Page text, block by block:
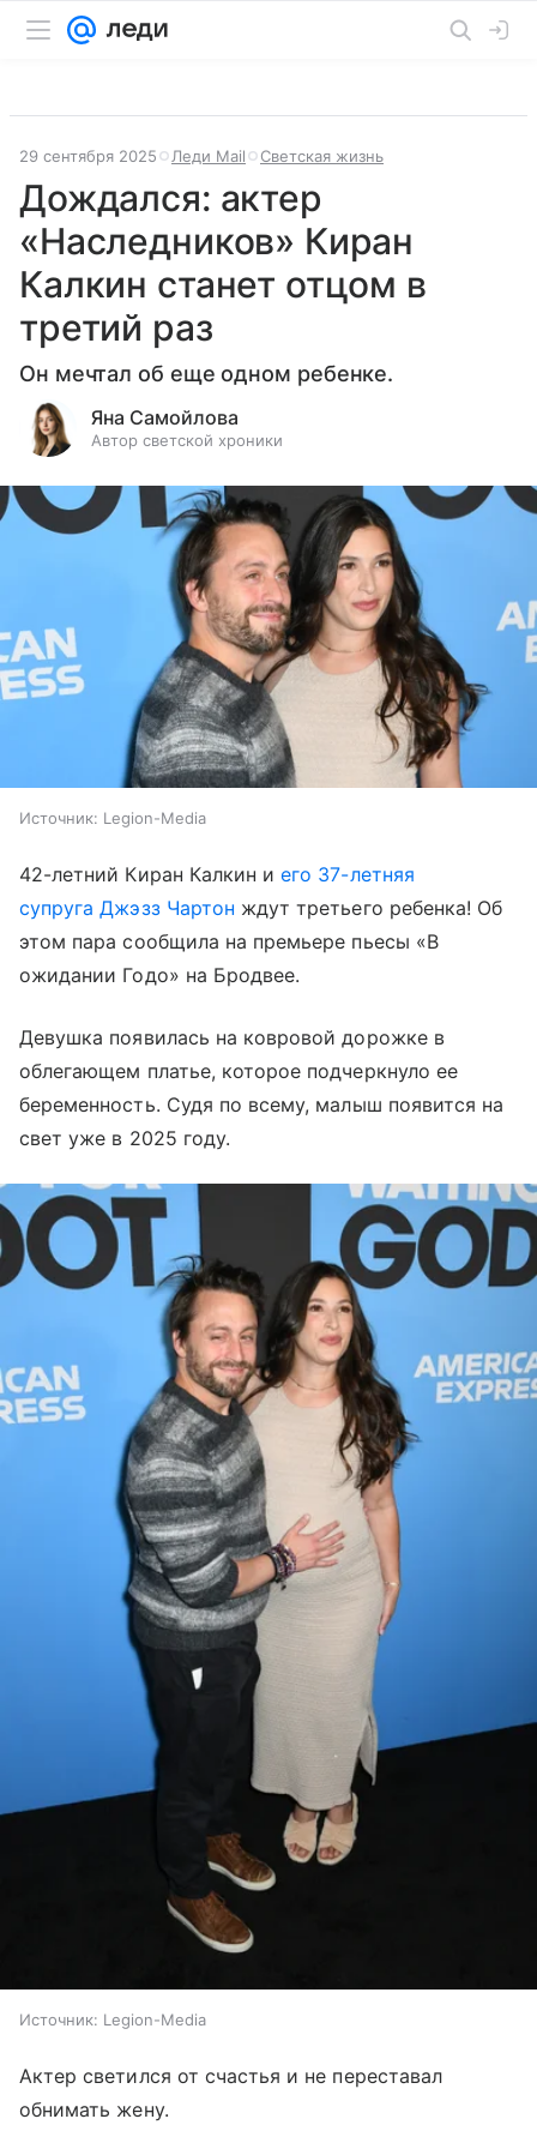
29 сентября 2025 Леди Mail Светская жизнь
Дождался: актер
«Наследников» Киран
Калкин станет отцом в
третий раз
Он мечтал об еще одном ребенке.
Яна Самойлова
Автор светской хроники
Источник: Legion-Media
42-летний Киран Калкин иего 37-летняя
супруга Джэзз Чартон ждут третьего ребенка! Об
этом пара сообщила на премьере пьесы «В
ожидании Годо» на Бродвее.
Девушка появилась на ковровой дорожке в
облегающем платье, которое подчеркнуло ее
беременность. Судя по всему, малыш появится на
свет уже в 2025 году.
Источник: Legion-Media
Актер светился от счастья и не переставал
обнимать жену.